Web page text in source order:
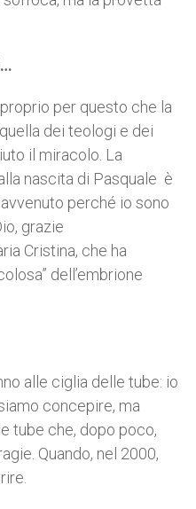
per questo che la
dei teologi e dei
il miracolo. La
nascita di Pasquale è
perché io sono
grazie
Cristina, che ha
dell’embrione
alle ciglia delle tube: io
concepire, ma
tube che, dopo poco,
Quando, nel 2000,